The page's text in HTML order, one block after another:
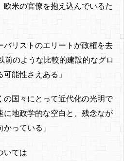
欧米の官僚を抱え込んでいるた
バリストのエリートが政権を去
前のような比較的建設的なグロ
能性さえある」
の国々にとって近代化の光明で
に地政学的な空白と、残念なが
っている」
いては